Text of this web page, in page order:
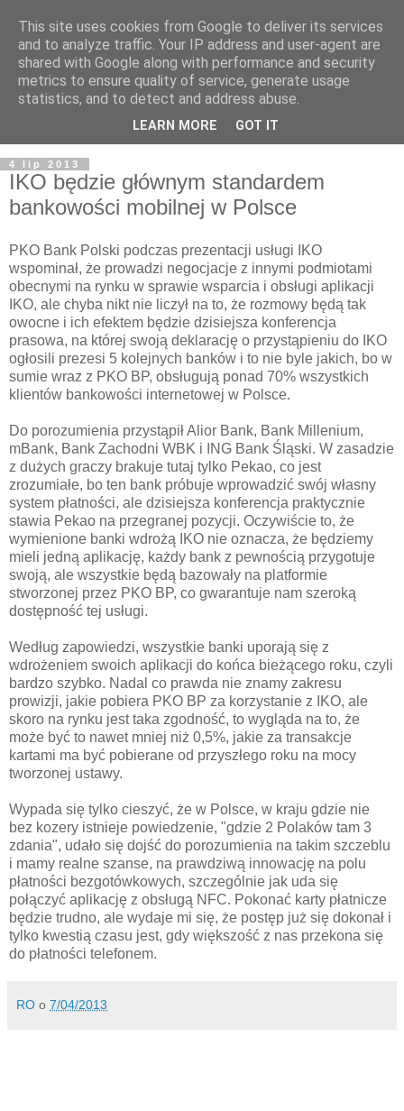
4 lip 2013
IKO będzie głównym standardem
bankowości mobilnej w Polsce
PKO Bank Polski podczas prezentacji usługi IKO
wspominał, że prowadzi negocjacje z innymi podmiotami
obecnymi na rynku w sprawie wsparcia i obsługi aplikacji
IKO, ale chyba nikt nie liczył na to, że rozmowy będą tak
owocne i ich efektem będzie dzisiejsza konferencja
prasowa, na której swoją deklarację o przystąpieniu do IKO
ogłosili prezesi 5 kolejnych banków i to nie byle jakich, bo w
sumie wraz z PKO BP, obsługują ponad 70% wszystkich
klientów bankowości internetowej w Polsce.
Do porozumienia przystąpił Alior Bank, Bank Millenium,
mBank, Bank Zachodni WBK i ING Bank Śląski. W zasadzie
z dużych graczy brakuje tutaj tylko Pekao, co jest
zrozumiałe, bo ten bank próbuje wprowadzić swój własny
system płatności, ale dzisiejsza konferencja praktycznie
stawia Pekao na przegranej pozycji. Oczywiście to, że
wymienione banki wdrożą IKO nie oznacza, że będziemy
mieli jedną aplikację, każdy bank z pewnością przygotuje
swoją, ale wszystkie będą bazowały na platformie
stworzonej przez PKO BP, co gwarantuje nam szeroką
dostępność tej usługi.
Według zapowiedzi, wszystkie banki uporają się z
wdrożeniem swoich aplikacji do końca bieżącego roku, czyli
bardzo szybko. Nadal co prawda nie znamy zakresu
prowizji, jakie pobiera PKO BP za korzystanie z IKO, ale
skoro na rynku jest taka zgodność, to wygląda na to, że
może być to nawet mniej niż 0,5%, jakie za transakcje
kartami ma być pobierane od przyszłego roku na mocy
tworzonej ustawy.
Wypada się tylko cieszyć, że w Polsce, w kraju gdzie nie
bez kozery istnieje powiedzenie, "gdzie 2 Polaków tam 3
zdania", udało się dojść do porozumienia na takim szczeblu
i mamy realne szanse, na prawdziwą innowację na polu
płatności bezgotówkowych, szczególnie jak uda się
połączyć aplikację z obsługą NFC. Pokonać karty płatnicze
będzie trudno, ale wydaje mi się, że postęp już się dokonał i
tylko kwestią czasu jest, gdy większość z nas przekona się
do płatności telefonem.
RO o 7/04/2013
This site uses cookies from Google to deliver its services
and to analyze traffic. Your IP address and user-agent are
shared with Google along with performance and security
metrics to ensure quality of service, generate usage
statistics, and to detect and address abuse.
LEARN MORE GOT IT